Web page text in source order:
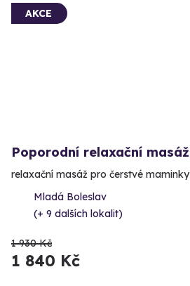
AKCE
Poporodní relaxační masáž
relaxační masáž pro čerstvé maminky
Mladá Boleslav
(+ 9 dalších lokalit)
1 930 Kč
1 840 Kč